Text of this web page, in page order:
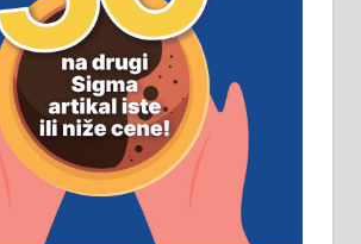
флотација Рудник
запошљава 20
рудара. Услови:
пожељно радно
на истим и сличним
али не и неопходан
смештај,
032/57-41-122 –